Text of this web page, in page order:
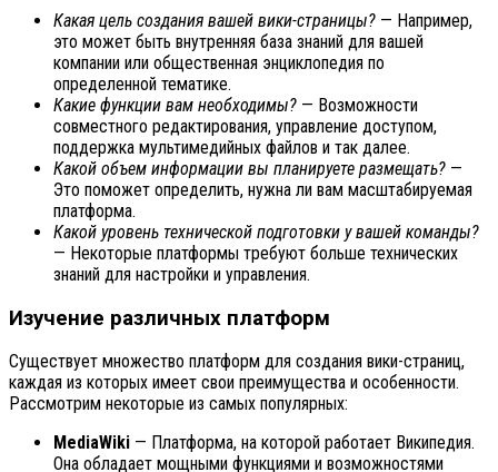
Какая цель создания вашей вики-страницы? — Например,
это может быть внутренняя база знаний для вашей
компании или общественная энциклопедия по
определенной тематике.
Какие функции вам необходимы? — Возможности
совместного редактирования, управление доступом,
поддержка мультимедийных файлов и так далее.
Какой объем информации вы планируете размещать? —
Это поможет определить, нужна ли вам масштабируемая
платформа.
Какой уровень технической подготовки у вашей команды?
— Некоторые платформы требуют больше технических
знаний для настройки и управления.
Изучение различных платформ
Существует множество платформ для создания вики-страниц,
каждая из которых имеет свои преимущества и особенности.
Рассмотрим некоторые из самых популярных:
MediaWiki — Платформа, на которой работает Википедия.
Она обладает мощными функциями и возможностями